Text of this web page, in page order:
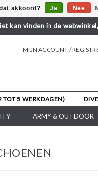
kan vinden in de
MIJN ACCOUNT /
TOT 5 WERKDAGEN)
ARMY & OUTDOOR
akkoord? Ja Nee